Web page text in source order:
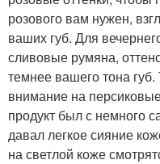
розового вам нужен,
ваших губ. Для
сливовые румяна,
темнее вашего тона
внимание на
продукт был с немного
давал легкое сияние
на светлой коже